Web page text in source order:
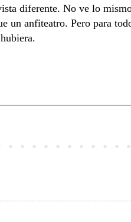
diferente. No ve lo
un anfiteatro. Pero para